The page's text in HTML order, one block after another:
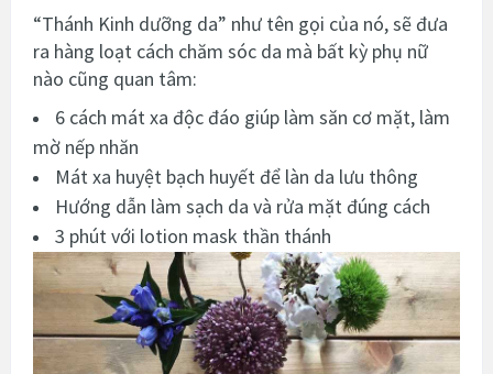
“Thánh Kinh dưỡng da” như tên gọi của nó, sẽ đưa
ra hàng loạt cách chăm sóc da mà bất kỳ phụ nữ
nào cũng quan tâm:
6 cách mát xa độc đáo giúp làm săn cơ mặt, làm
mờ nếp nhăn
Mát xa huyệt bạch huyết để làn da lưu thông
Hướng dẫn làm sạch da và rửa mặt đúng cách
3 phút với lotion mask thần thánh